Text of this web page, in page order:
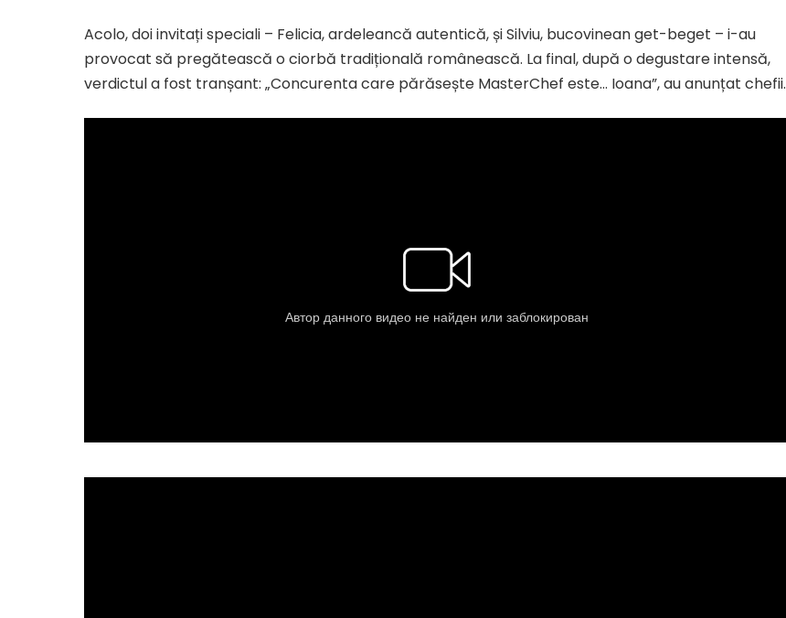
Acolo, doi invitați speciali – Felicia, ardeleancă autentică, și Silviu, bucovinean get-beget – i-au
provocat să pregătească o ciorbă tradițională românească. La final, după o degustare intensă,
verdictul a fost tranșant: „Concurenta care părăsește MasterChef este… Ioana”, au anunțat chefii.